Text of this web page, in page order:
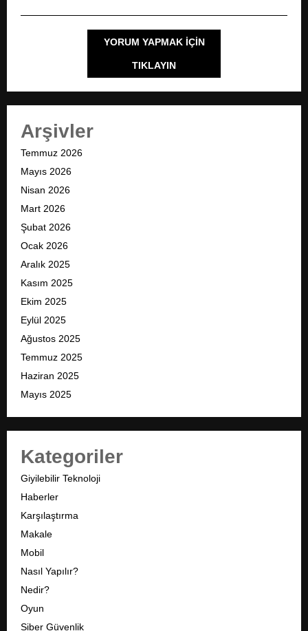
YORUM YAPMAK IÇIN
TIKLAYIN
Arşivler
Temmuz 2026
Mayıs 2026
Nisan 2026
Mart 2026
Şubat 2026
Ocak 2026
Aralık 2025
Kasım 2025
Ekim 2025
Eylül 2025
Ağustos 2025
Temmuz 2025
Haziran 2025
Mayıs 2025
Kategoriler
Giyilebilir Teknoloji
Haberler
Karşılaştırma
Makale
Mobil
Nasıl Yapılır?
Nedir?
Oyun
Siber Güvenlik